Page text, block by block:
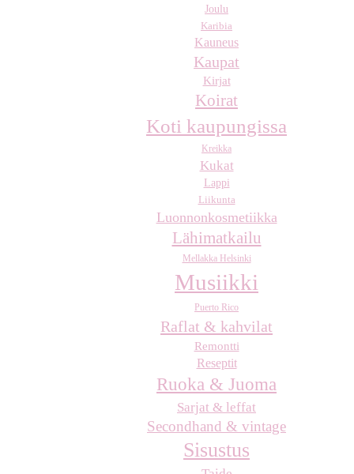
Joulu
Karibia
Kauneus
Kaupat
Kirjat
Koirat
Koti kaupungissa
Kreikka
Kukat
Lappi
Liikunta
Luonnonkosmetiikka
Lähimatkailu
Mellakka Helsinki
Musiikki
Puerto Rico
Raflat & kahvilat
Remontti
Reseptit
Ruoka & Juoma
Sarjat & leffat
Secondhand & vintage
Sisustus